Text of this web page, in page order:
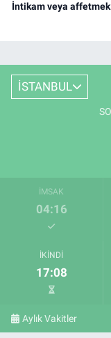
İntikam veya affetmek
İSTANBUL
İMSAK
04:16
İKINDI
17:08
Aylık Vakitler